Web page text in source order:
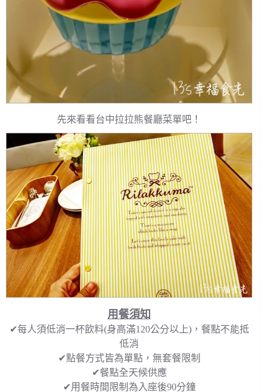
先來看看台中拉拉熊餐廳菜單吧！
用餐須知
✔每人須低消一杯飲料(身高滿120公分以上)，餐點不能抵
低消
✔點餐方式皆為單點，無套餐限制
✔餐點全天候供應
✔用餐時間限制為入座後90分鐘